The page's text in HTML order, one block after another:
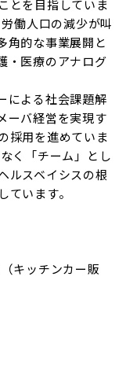
とを目指していま
働人口の減少が叫
角的な事業展開と
・医療のアナログ
による社会課題解
ーバ経営を実現す
採用を進めていま
く「チーム」とし
ルスベイシスの根
います。
キッチンカー販